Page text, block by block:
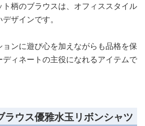
柄のブラウスは、オフィススタイル
ザインです。
ンに遊び心を加えながらも品格を保
ィネートの主役になれるアイテムで
ラウス優雅水玉リボンシャツ